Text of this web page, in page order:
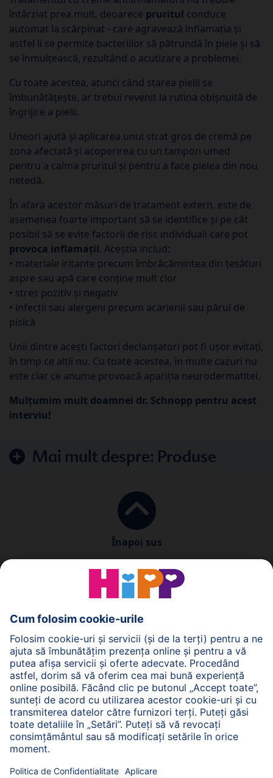
întârziat prea mult, deoarece pruritul conduce
automat la scărpinat - care agravează inflamația și
astfel li se permite bacteriilor să pătrundă în piele și să
se înmulțească, rezultând o acutizare a problemei.
Cu toate acestea, atunci când starea pielii se
îmbunătățește, ar trebui revenit la rutina obișnuită de
îngrijire a pielii.
Uneori ajută și aplicarea unui strat gros de cremă pe
zona afectată și acoperirea cu un tampon umed
pentru a calma pruritul și pentru a face pielea din nou
netedă.
În afara acestor măsuri de tratament extern, este de
asemenea foarte important să se identifice și pe cât
posibil să se evite factorii de risc individuali care pot
provoca inflamații. Aceștia includ:
• materiale iritante precum îmbrăcămintea din țesături
aspre sau apă care conține mult clor
• stres pozitiv și negativ
• infecții sau alergeni precum acarienii sau părul de
pisică
Unii dintre acești factori declanșatori pot fi ușor evitați,
în timp ce alții nu. Cu toate acestea, în multe cazuri nu
este clar ce anume provoacă apariția neurodermatitei.
Mulțumim mult doamnei dr. Schnopp pentru acest
interviu!
Mai mult despre: Produse
Înapoi sus
Politica de Confidenţialitate
Termenii generali pentru utilizarea serviciilor noastre
web
Imprimare
Despre HiPP Contact
Transmiterea datelor este securizată prin criptare.